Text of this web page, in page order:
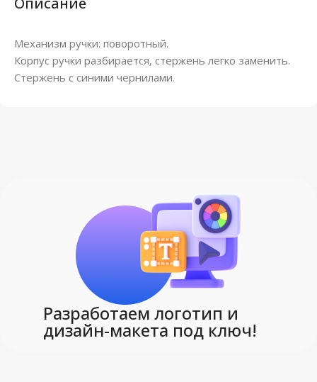
Механизм ручки: поворотный.
Корпус ручки разбирается, стержень легко заменить.
Стержень с синими чернилами.
Разработаем логотип и
дизайн-макета под ключ!